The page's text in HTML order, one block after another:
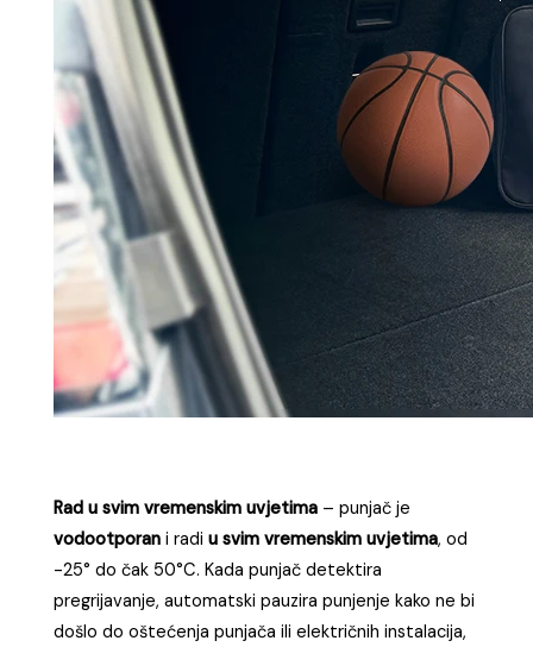
Rad u svim vremenskim uvjetima – punjač je
vodootporan i radiu svim vremenskim uvjetima, od
-25° do čak 50°C. Kada punjač detektira
pregrijavanje, automatski pauzira punjenje kako ne bi
došlo do oštećenja punjača ili električnih instalacija,